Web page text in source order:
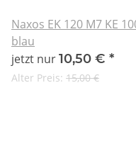
Naxos EK 120 M7 KE
blau
jetzt nur10,50 € *
Alter Preis: 15,00 €